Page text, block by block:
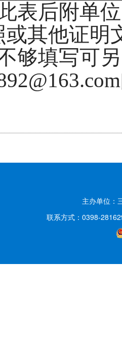
表后附单
或其他证明
够填写可
主办单位
联系方式：0398-